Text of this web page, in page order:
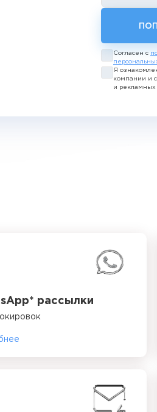
Согласен с
Я
компании и
и
рассылки